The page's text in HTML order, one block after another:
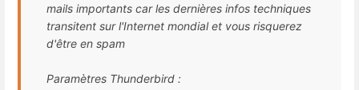
mails importants car les dernières infos techniques
transitent sur l'Internet mondial et vous risquerez
d'être en spam
Paramètres Thunderbird :